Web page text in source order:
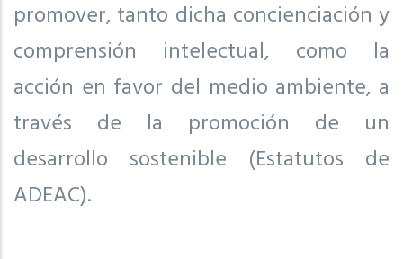
promover, tanto dicha concienciación y
comprensión intelectual, como la
acción en favor del medio ambiente, a
través de la promoción de un
desarrollo sostenible (Estatutos de
ADEAC).